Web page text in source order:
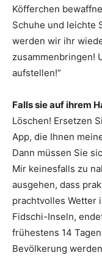
Köfferchen
Schuhe und leichte
werden wir ihr
zusammenbringen!
aufstellen!“
Falls sie auf ihrem
Löschen! Ersetzen
App, die Ihnen
Dann müssen Sie
Mir keinesfalls zu
ausgehen, dass
prachtvolles Wetter
Fidschi-Inseln,
frühestens 14
Bevölkerung